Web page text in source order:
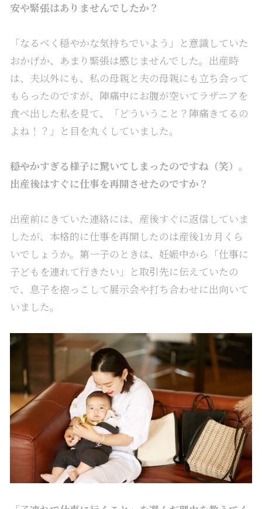
安や緊張はありませんでしたか？
「なるべく穏やかな気持ちでいよう」と意識していた
おかげか、あまり緊張は感じませんでした。出産時
は、夫以外にも、私の母親と夫の母親にも立ち会って
もらったのですが、陣痛中にお腹が空いてラザニアを
食べ出した私を見て、「どういうこと？陣痛きてるの
よね！？」と目を丸くしていました。
――穏やかすぎる様子に驚いてしまったのですね（笑）。
出産後はすぐに仕事を再開させたのですか？
出産前にきていた連絡には、産後すぐに返信していま
したが、本格的に仕事を再開したのは産後1カ月くら
いでしょうか。第一子のときは、妊娠中から「仕事に
子どもを連れて行きたい」と取引先に伝えていたの
で、息子を抱っこして展示会や打ち合わせに出向いて
いました。